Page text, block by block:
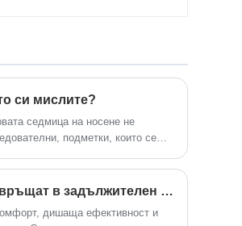
нужди на различните
Подходящ за поръчки на едро,
на частни етикети и
експортни вериги за
си мислите?
седмица на носене не
подметки, които се
Защо обикновените вафлени чехли се превръщат в задължителен избор за удобни домашни обувки
дишаща ефективност и